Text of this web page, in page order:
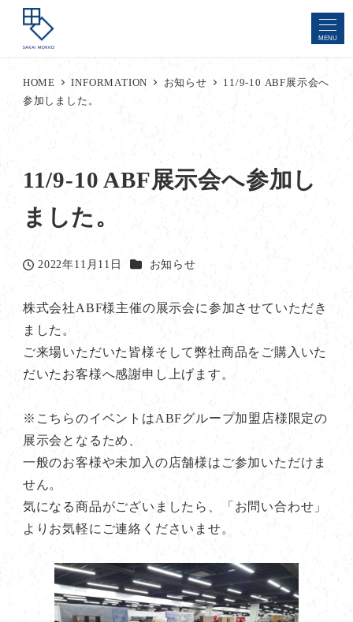
MENU
HOME INFORMATION お知らせ
11/9-10 ABF展示会へ
参加しました。
11/9-10 ABF展示会へ参加し
ました。
投稿日
2022年11月11日 カテゴリー
お知らせ
株式会社ABF様主催の展示会に参加させていただき
ました。
ご来場いただいた皆様そして弊社商品をご購入いた
だいたお客様へ感謝申し上げます。
※こちらのイベントはABFグループ加盟店様限定の
展示会となるため、
一般のお客様や未加入の店舗様はご参加いただけま
せん。
気になる商品がございましたら、「お問い合わせ」
よりお気軽にご連絡くださいませ。